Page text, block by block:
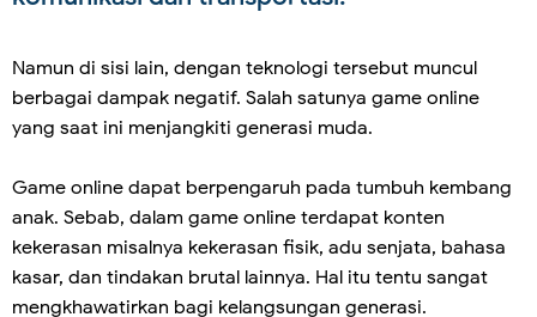
Namun di sisi lain, dengan teknologi tersebut muncul
berbagai dampak negatif. Salah satunya game online
yang saat ini menjangkiti generasi muda.
Game online dapat berpengaruh pada tumbuh kembang
anak. Sebab, dalam game online terdapat konten
kekerasan misalnya kekerasan fisik, adu senjata, bahasa
kasar, dan tindakan brutal lainnya. Hal itu tentu sangat
mengkhawatirkan bagi kelangsungan generasi.